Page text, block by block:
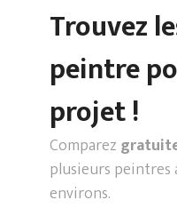
Trouvez
peintre
projet !
Comparez
plusieurs peintres
environs.